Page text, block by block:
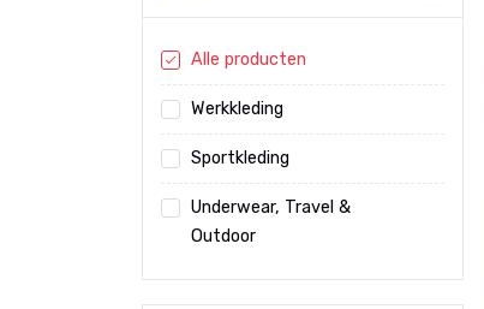
Alle producten
Werkkleding
Sportkleding
Underwear, Travel &
Outdoor